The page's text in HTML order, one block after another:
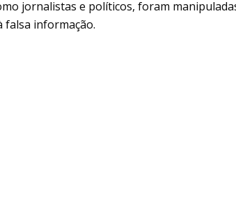
jornalistas e políticos, foram
falsa informação.